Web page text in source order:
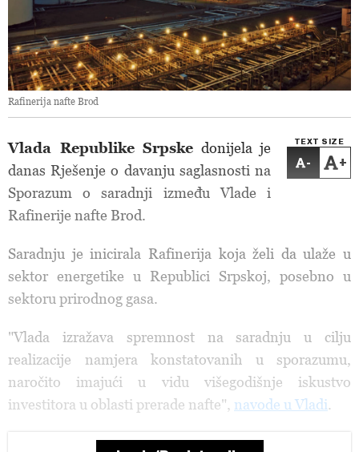
Rafinerija nafte Brod
TEXT SIZE
- +
Vlada Republike Srpske donijela je
danas Rješenje o davanju saglasnosti na
Sporazum o saradnji između Vlade i
Rafinerije nafte Brod.
Saradnju je inicirala Rafinerija koja želi da ulaže u
sektor energetike u Republici Srpskoj, posebno u
sektoru prirodnog gasa.
"Vlada izražava spremnost na saradnju u cilju
realizacije namjera konstatovanih u sporazumu,
naročito imajući u vidu višegodišnje iskustvo
investitora u oblasti prerade nafte", navode u Vladi.